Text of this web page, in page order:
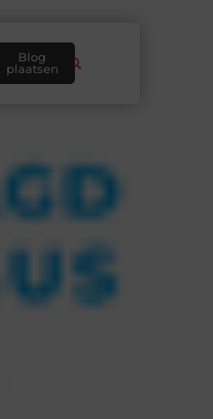
Blog
plaatsen